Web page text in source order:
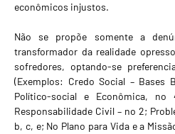
econômicos injustos.
Não se propõe somente a
transformador da realidade
sofredores, optando-se
(Exemplos: Credo Social – Bases
Político-social e Econômica,
Responsabilidade Civil – no 2;
b, c, e; No Plano para Vida e a